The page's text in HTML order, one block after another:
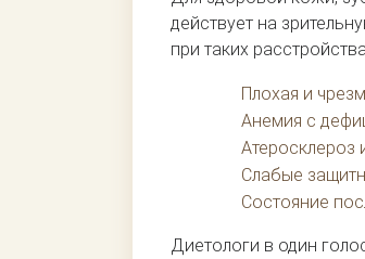
действует на
при таких
Плохая и
Анемия с
Атеросклероз
Слабые
Состояние
Диетологи в один